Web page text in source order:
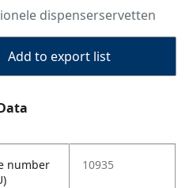
dispenserservetten
Add to export list
number
10935